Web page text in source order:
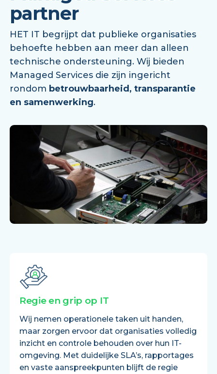
partner
HET IT begrijpt dat publieke organisaties
behoefte hebben aan meer dan alleen
technische ondersteuning. Wij bieden
Managed Services die zijn ingericht
rondom betrouwbaarheid, transparantie
en samenwerking.
Regie en grip op IT
Wij nemen operationele taken uit handen,
maar zorgen ervoor dat organisaties volledig
inzicht en controle behouden over hun IT-
omgeving. Met duidelijke SLA’s, rapportages
en vaste aanspreekpunten blijft de regie